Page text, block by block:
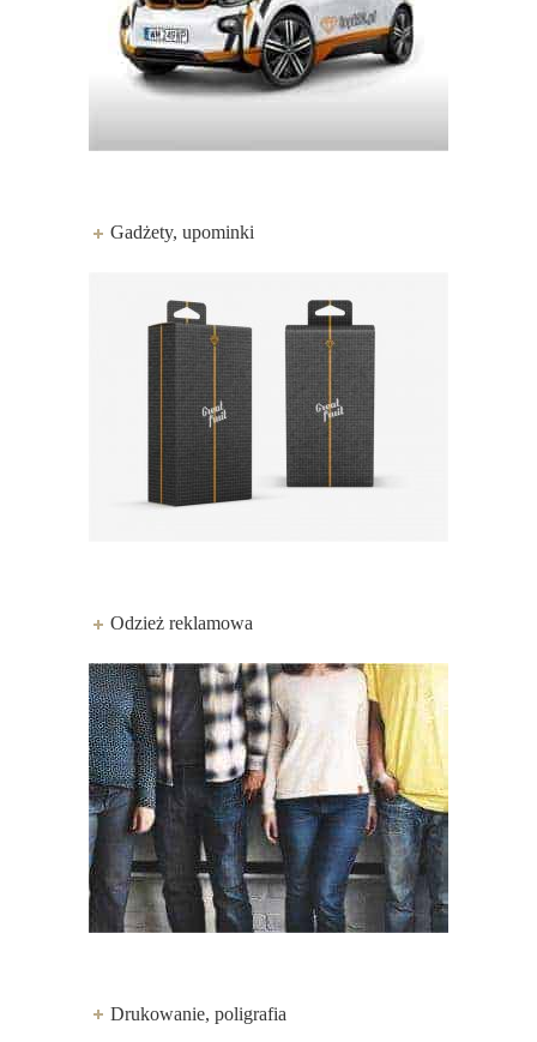
Gadżety, upominki
Odzież reklamowa
Drukowanie, poligrafia